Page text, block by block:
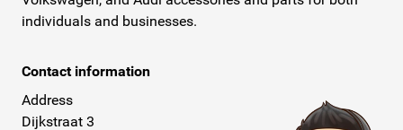
individuals and businesses.
Contact information
Address
Dijkstraat 3